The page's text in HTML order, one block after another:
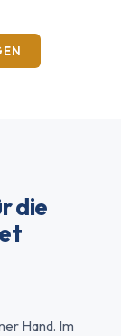
die
Hand. Im